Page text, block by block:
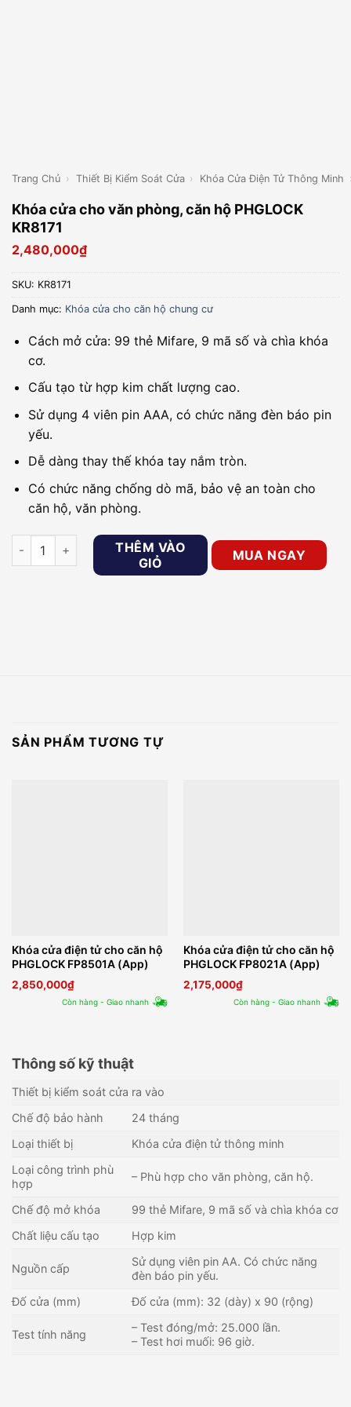
Trang Chủ › Thiết Bị Kiểm Soát Cửa › Khóa Cửa Điện Tử Thông Minh
Khóa cửa cho văn phòng, căn hộ PHGLOCK
KR8171
2,480,000₫
SKU: KR8171
Danh mục: Khóa cửa cho căn hộ chung cư
Cách mở cửa: 99 thẻ Mifare, 9 mã số và chìa khóa
cơ.
Cấu tạo từ hợp kim chất lượng cao.
Sử dụng 4 viên pin AAA, có chức năng đèn báo pin
yếu.
Dễ dàng thay thế khóa tay nắm tròn.
Có chức năng chống dò mã, bảo vệ an toàn cho
căn hộ, văn phòng.
Khóa cửa cho văn phòng, căn hộ PHGLOCK KR8171 số lượng
THÊM VÀO
GIỎ
MUA NGAY
SẢN PHẨM TƯƠNG TỰ
Khóa cửa điện tử cho căn hộ
PHGLOCK FP8501A (App)
2,850,000₫
Còn hàng - Giao nhanh
Khóa cửa điện tử cho căn hộ
PHGLOCK FP8021A (App)
2,175,000₫
Còn hàng - Giao nhanh
Thông số kỹ thuật
Thiết bị kiểm soát cửa ra vào
Chế độ bảo hành
24 tháng
Loại thiết bị
Khóa cửa điện tử thông minh
Loại công trình phù
hợp
– Phù hợp cho văn phòng, căn hộ.
Chế độ mở khóa
99 thẻ Mifare, 9 mã số và chìa khóa cơ
Chất liệu cấu tạo
Hợp kim
Nguồn cấp
Sử dụng viên pin AA. Có chức năng
đèn báo pin yếu.
Đố cửa (mm)
Đố cửa (mm): 32 (dày) x 90 (rộng)
Test tính năng
– Test đóng/mở: 25.000 lần.
– Test hơi muối: 96 giờ.